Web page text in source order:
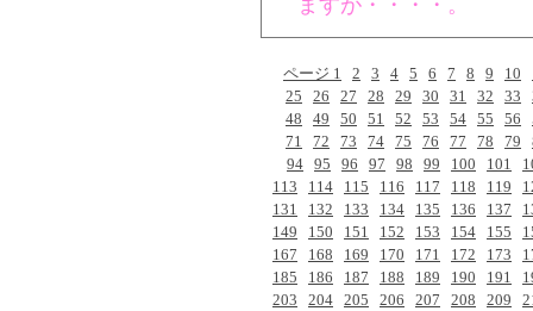
ますが・・・・。
ページ 1 2 3 4 5 6 7 8 9 10
25
26 27 28 29 30 31 32 33
48
49 50 51 52 53 54 55 56
71
72 73 74 75 76 77 78 79
94 95 96 97 98 99 100 101
113
114 115 116 117 118 119
131
132 133 134 135 136 137
149
150 151 152 153 154 155
167
168 169 170 171 172 173
185
186 187 188 189 190 191
203
204 205 206 207 208 209